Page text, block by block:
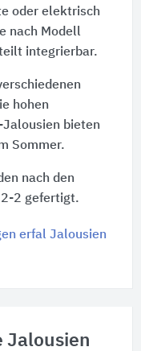
oder elektrisch
nach Modell
integrierbar.
hohen
bieten
Sommer.
nach den
2-2 gefertigt.
erfal Jalousien
Jalousien